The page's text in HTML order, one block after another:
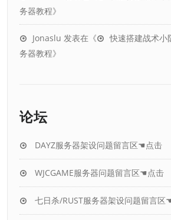
务器教程》
Jonaslu 发表在《
快速搭建战术小
务器教程》
论坛
DAYZ服务器架设问题留言区☚点击
WJCGAME服务器问题留言区☚点击
七日杀/RUST服务器架设问题留言区